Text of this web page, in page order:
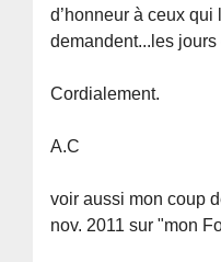
d’honneur à ceux qui
demandent...les jours
Cordialement.
A.C
voir aussi mon coup
nov. 2011 sur "mon